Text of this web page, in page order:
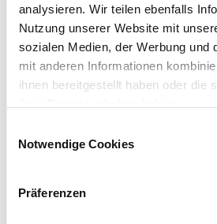
analysieren. Wir teilen ebenfalls
Nutzung unserer Website mit
sozialen Medien, der Werbung und
mit anderen Informationen
ihnen bereitgestellt haben oder die
Notwendige Cookies
Präferenzen
Kontakt mit uns
Abonnieren Sie